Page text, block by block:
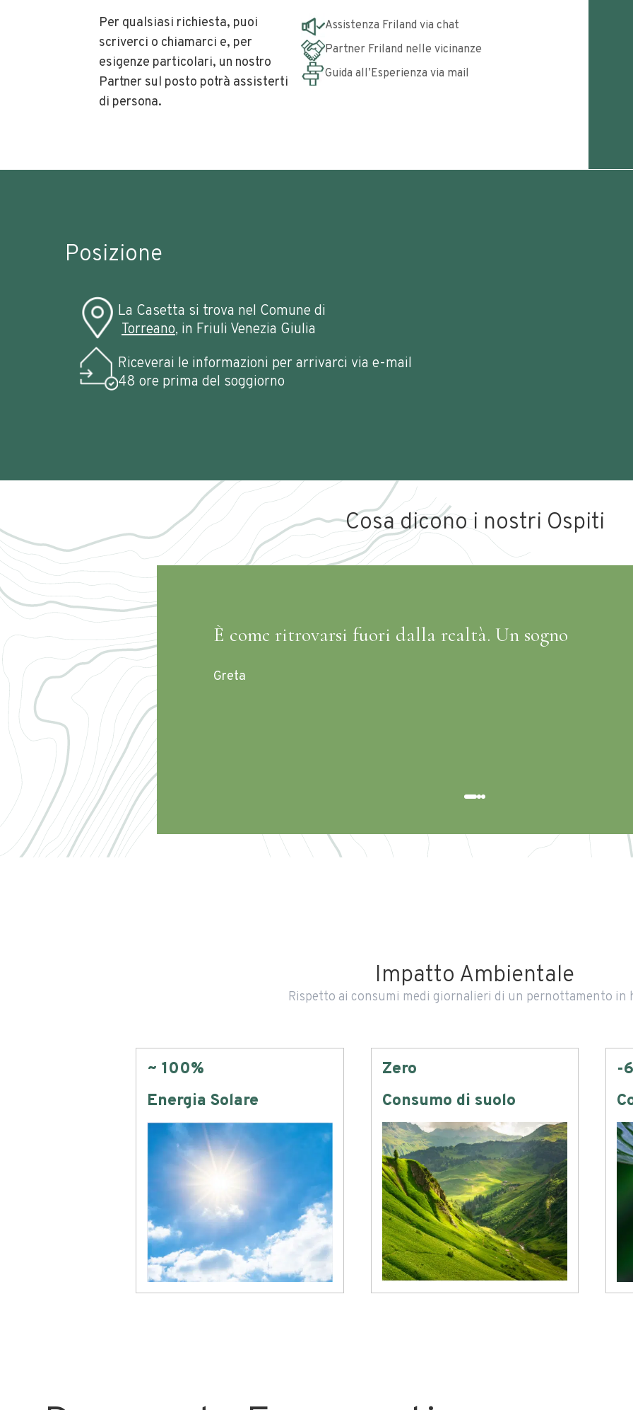
Per qualsiasi richiesta, puoi
scriverci o chiamarci e, per
esigenze particolari, un nostro
Partner sul posto potrà assisterti
di persona.
Assistenza Friland via chat
Partner Friland nelle vicinanze
Guida all’Esperienza via mail
Posizione
La Casetta si trova nel Comune di
Torreano, in Friuli Venezia Giulia
Riceverai le informazioni per arrivarci via e-mail
48 ore prima del soggiorno
Cosa dicono i nostri Ospiti
È come ritrovarsi fuori dalla realtà. Un sogno
Greta
Impatto Ambientale
Rispetto ai consumi medi giornalieri di un pernottamento in
~ 100%
Energia Solare
Zero
Consumo di suolo
-